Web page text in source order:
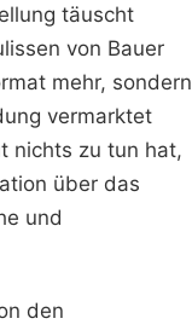
täuscht
von Bauer
mehr, sondern
vermarktet
nichts zu tun hat,
über das
und
den